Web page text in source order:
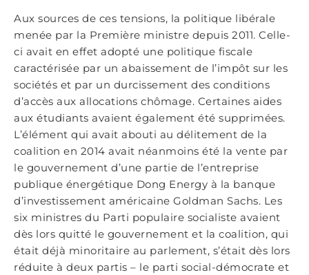
Aux sources de ces tensions, la politique libérale
menée par la Première ministre depuis 2011. Celle-
ci avait en effet adopté une politique fiscale
caractérisée par un abaissement de l’impôt sur les
sociétés et par un durcissement des conditions
d’accès aux allocations chômage. Certaines aides
aux étudiants avaient également été supprimées.
L’élément qui avait abouti au délitement de la
coalition en 2014 avait néanmoins été la vente par
le gouvernement d’une partie de l’entreprise
publique énergétique Dong Energy à la banque
d’investissement américaine Goldman Sachs. Les
six ministres du Parti populaire socialiste avaient
dès lors quitté le gouvernement et la coalition, qui
était déjà minoritaire au parlement, s’était dès lors
réduite à deux partis – le parti social-démocrate et